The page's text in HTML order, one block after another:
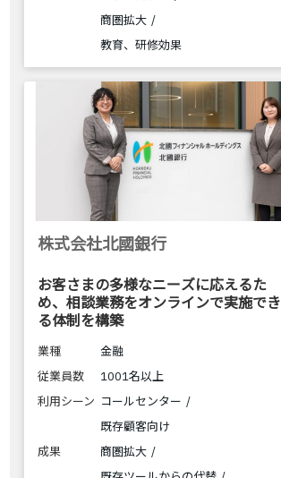
商圏拡大
教育、研修効果
株式会社北國銀行
お客さまの多様なニーズに応えるた
め、相談業務をオンラインで実施でき
る体制を構築
業種
金融
従業員数
1001名以上
利用シーン コールセンター
既存顧客向け
成果
商圏拡大